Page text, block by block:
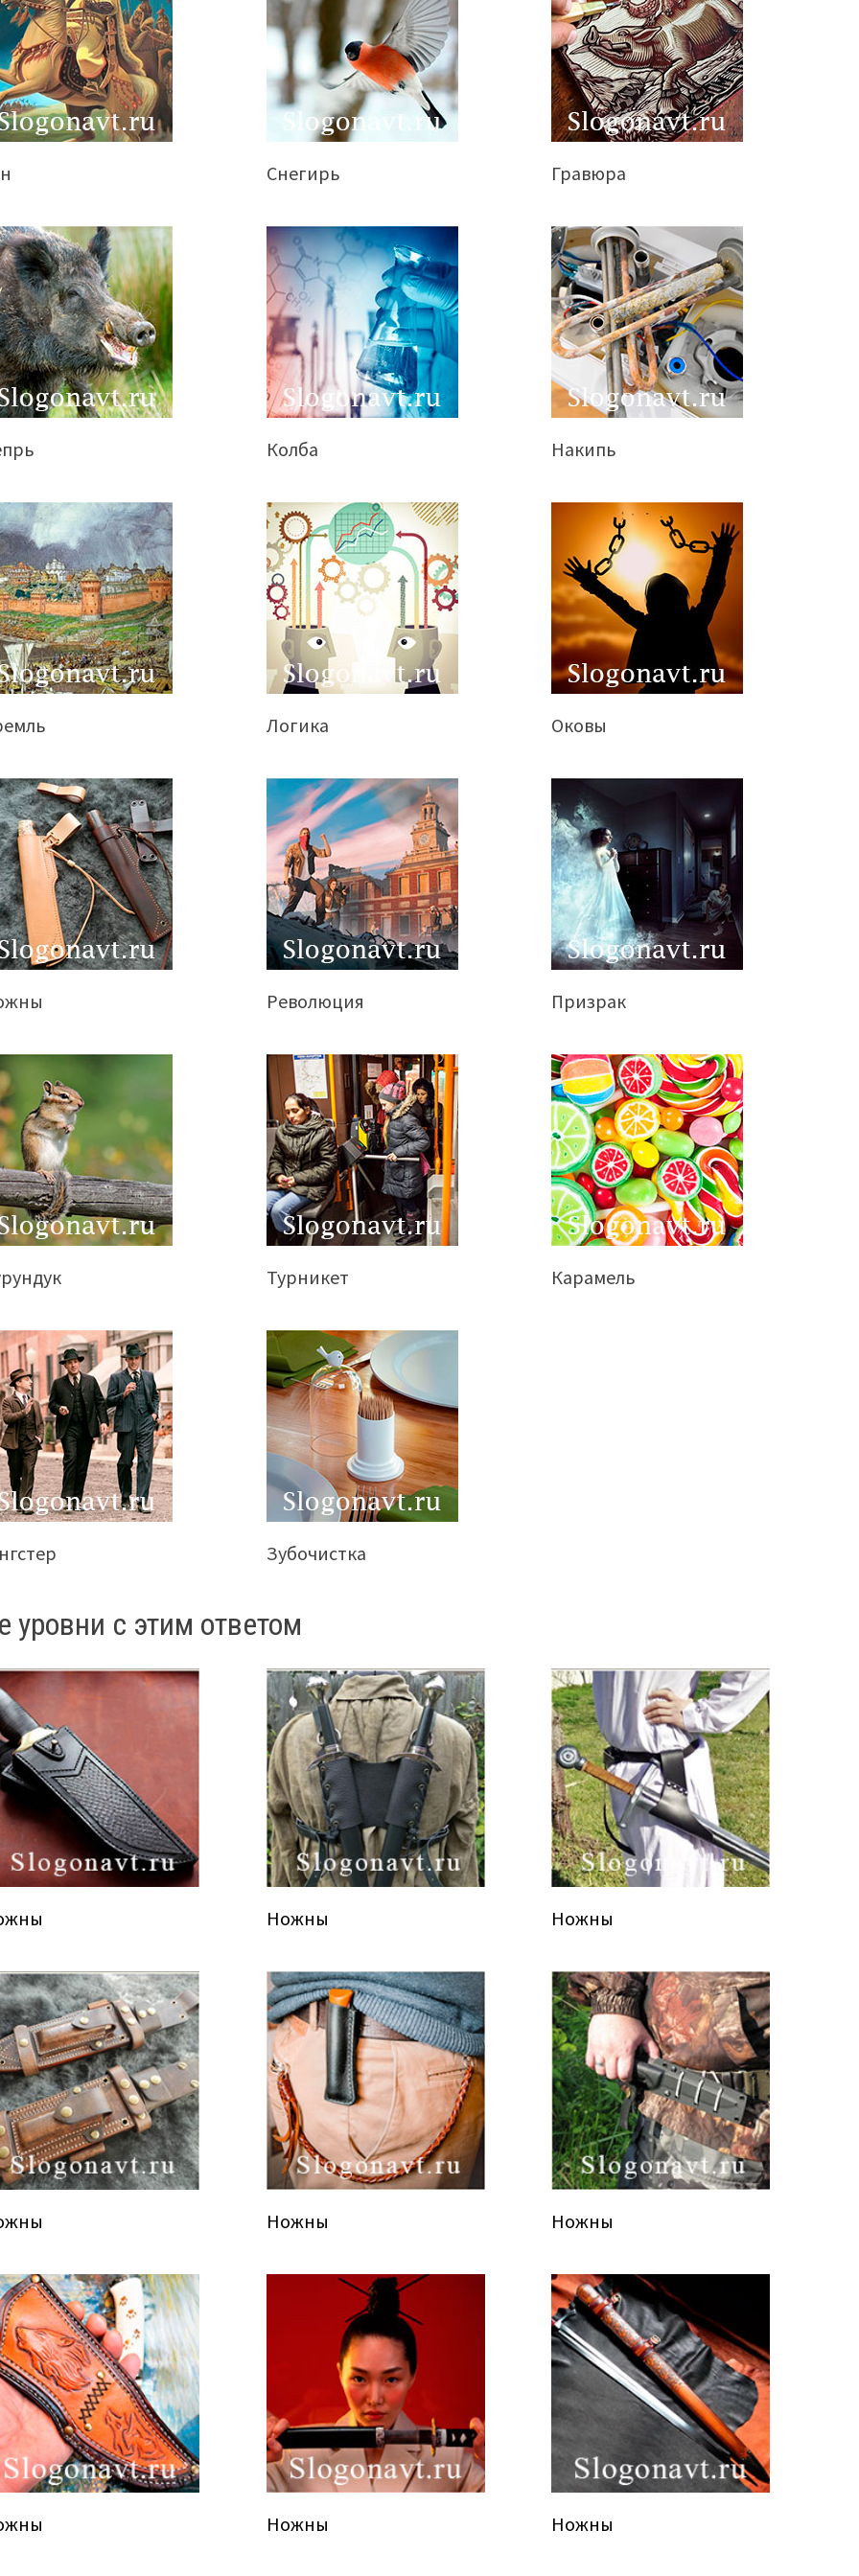
Снегирь Гравюра
Колба Накипь
Логика Оковы
Революция Призрак
Турникет Карамель
Зубочистка
уровни с этим ответом
Ножны Ножны
Ножны Ножны
Ножны Ножны